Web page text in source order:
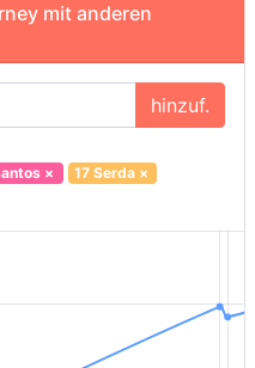
mit anderen
hinzuf.
× 17 Serda×